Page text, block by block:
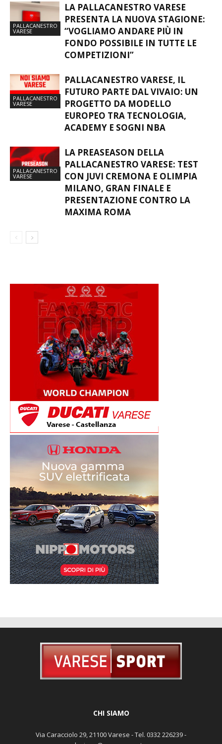
PALLACANESTRO
VARESE
LA PALLACANESTRO VARESE
PRESENTA LA NUOVA STAGIONE:
“VOGLIAMO ANDARE PIÙ IN
FONDO POSSIBILE IN TUTTE LE
COMPETIZIONI”
PALLACANESTRO
VARESE
PALLACANESTRO VARESE, IL
FUTURO PARTE DAL VIVAIO: UN
PROGETTO DA MODELLO
EUROPEO TRA TECNOLOGIA,
ACADEMY E SOGNI NBA
PALLACANESTRO
VARESE
LA PREASEASON DELLA
PALLACANESTRO VARESE: TEST
CON JUVI CREMONA E OLIMPIA
MILANO, GRAN FINALE E
PRESENTAZIONE CONTRO LA
MAXIMA ROMA
CHI SIAMO
Via Caracciolo 29, 21100 Varese - Tel. 0332 226239 -